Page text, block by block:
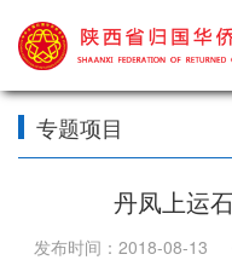
专题项目
丹凤上运
发布时间：2018-08-13